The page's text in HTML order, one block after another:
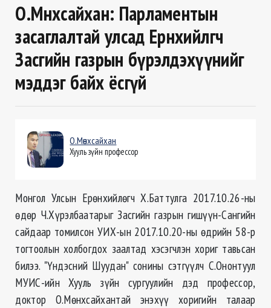
О.Мөнхсайхан: Парламентын
засаглалтай улсад Ерөнхийлөгч
Засгийн газрын бүрэлдэхүүнийг
мэддэг байх ёсгүй
О.Мөнхсайхан
Хууль зүйн профессор
Монгол Улсын Ерөнхийлөгч Х.Баттулга 2017.10.26-ны
өдөр Ч.Хүрэлбаатарыг Засгийн газрын гишүүн-Сангийн
сайдаар томилсон УИХ-ын 2017.10.20-ны өдрийн 58-р
тогтоолын холбогдох заалтад хэсэгчлэн хориг тавьсан
билээ. "Үндэсний Шуудан" сонины сэтгүүлч С.Ононтуул
МУИС-ийн Хууль зүйн сургуулийн дэд профессор,
доктор О.Мөнхсайхантай энэхүү хоригийн талаар